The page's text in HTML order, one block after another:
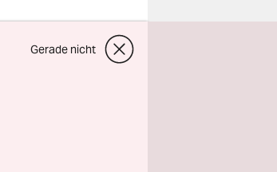
Gerade nicht